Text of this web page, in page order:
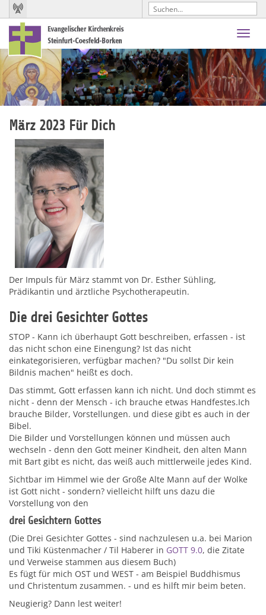
März 2023 Für Dich
Der Impuls für März stammt von Dr. Esther Sühling,
Prädikantin und ärztliche Psychotherapeutin.
Die drei Gesichter Gottes
STOP - Kann ich überhaupt Gott beschreiben, erfassen - ist
das nicht schon eine Einengung? Ist das nicht
einkategorisieren, verfügbar machen? "Du sollst Dir kein
Bildnis machen" heißt es doch.
Das stimmt, Gott erfassen kann ich nicht. Und doch stimmt es
nicht - denn der Mensch - ich brauche etwas Handfestes.Ich
brauche Bilder, Vorstellungen. und diese gibt es auch in der
Bibel.
Die Bilder und Vorstellungen können und müssen auch
wechseln - denn den Gott meiner Kindheit, den alten Mann
mit Bart gibt es nicht, das weiß auch mittlerweile jedes Kind.
Sichtbar im Himmel wie der Große Alte Mann auf der Wolke
ist Gott nicht - sondern? vielleicht hilft uns dazu die
Vorstellung von den
drei Gesichtern Gottes
(Die Drei Gesichter Gottes - sind nachzulesen u.a. bei Marion
und Tiki Küstenmacher / Til Haberer in GOTT 9.0, die Zitate
und Verweise stammen aus diesem Buch)
Es fügt für mich OST und WEST - am Beispiel Buddhismus
und Christentum zusammen. - und es hilft mir beim beten.
Neugierig? Dann lest weiter!